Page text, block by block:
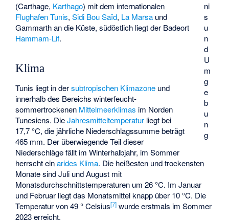
ni
s
u
n
d
U
m
g
e
b
u
n
g
(Carthage, Karthago) mit dem internationalen
Flughafen Tunis,Sidi Bou Saïd, La Marsa und
Gammarthan die Küste, südöstlich liegt der Badeort
Hammam-Lif.
Klima
Tunis liegt in dersubtropischen Klimazone und
innerhalb des Bereichs winterfeucht-
sommertrockenen Mittelmeerklimas im Norden
Tunesiens. DieJahresmitteltemperatur liegt bei
17,7 °C, die jährliche Niederschlagssumme beträgt
465 mm. Der überwiegende Teil dieser
Niederschläge fällt im Winterhalbjahr, im Sommer
herrscht einarides Klima. Die heißesten und trockensten
Monate sind Juli und August mit
Monatsdurchschnittstemperaturen um 26 °C. Im Januar
und Februar liegt das Monatsmittel knapp über 10 °C. Die
Temperatur von 49 ° Celsius[7] wurde erstmals im Sommer
2023 erreicht.